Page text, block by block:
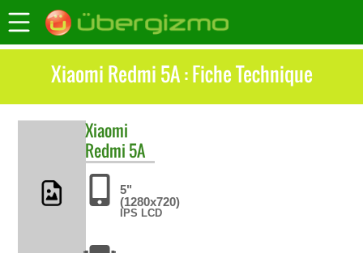
Xiaomi Redmi 5A : Fiche Technique
Xiaomi
Redmi 5A
5"
(1280x720)
IPS LCD